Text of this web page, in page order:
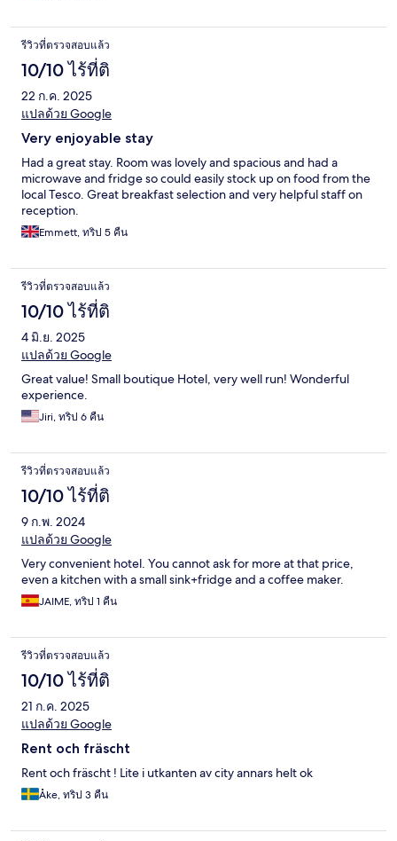
รีวิวที่ตรวจสอบแล้ว
10/10 ไร้ที่ติ
22 ก.ค. 2025
แปลด้วย Google
Very enjoyable stay
Had a great stay. Room was lovely and spacious and had a
microwave and fridge so could easily stock up on food from the
local Tesco. Great breakfast selection and very helpful staff on
reception.
Emmett, ทริป 5 คืน
รีวิวที่ตรวจสอบแล้ว
10/10 ไร้ที่ติ
4 มิ.ย. 2025
แปลด้วย Google
Great value! Small boutique Hotel, very well run! Wonderful
experience.
Jiri, ทริป 6 คืน
รีวิวที่ตรวจสอบแล้ว
10/10 ไร้ที่ติ
9 ก.พ. 2024
แปลด้วย Google
Very convenient hotel. You cannot ask for more at that price,
even a kitchen with a small sink+fridge and a coffee maker.
JAIME, ทริป 1 คืน
รีวิวที่ตรวจสอบแล้ว
10/10 ไร้ที่ติ
21 ก.ค. 2025
แปลด้วย Google
Rent och fräscht
Rent och fräscht ! Lite i utkanten av city annars helt ok
Åke, ทริป 3 คืน